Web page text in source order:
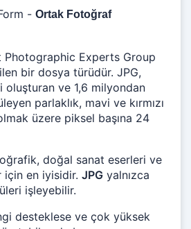
- Ortak Fotoğraf
Photographic Experts Group
bir dosya türüdür. JPG,
oluşturan ve 1,6 milyondan
parlaklık, mavi ve kırmızı
üzere piksel başına 24
doğal sanat eserleri ve
en iyisidir. JPG yalnızca
işleyebilir.
desteklese ve çok yüksek